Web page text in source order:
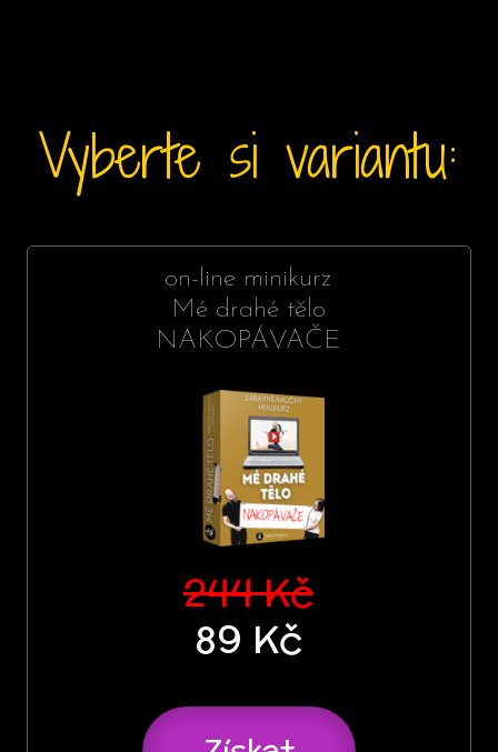
Vyberte si variantu:
on-line minikurz
Mé drahé tělo
NAKOPÁVAČE
244 Kč
89 Kč